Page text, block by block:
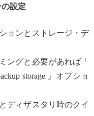
設定
ョンとストレージ・デ
ングと必要があれば「
storage 」オプショ
ディザスタリ時のクイ